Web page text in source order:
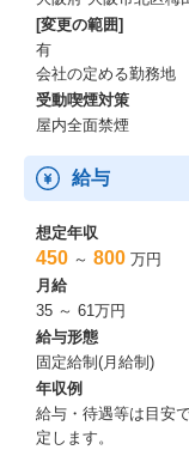
[変更の範囲]
有
会社の定める勤務地
受動喫煙対策
屋内全面禁煙
給与
想定年収
450 ～ 800 万円
月給
35 ～ 61万円
給与形態
固定給制(月給制)
年収例
給与・待遇等は目安
定します。